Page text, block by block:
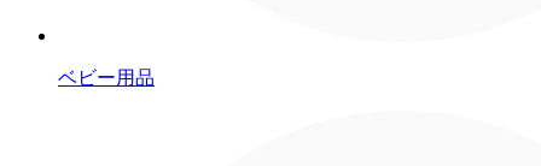
ベビー用品